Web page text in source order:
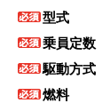
型式
乗員定数
駆動方式
燃料